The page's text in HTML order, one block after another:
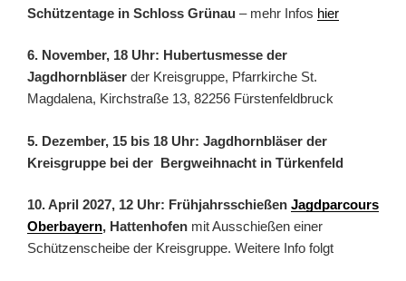
Schützentage in Schloss Grünau – mehr Infos hier
6. November, 18 Uhr: Hubertusmesse der
Jagdhornbläser der Kreisgruppe, Pfarrkirche St.
Magdalena, Kirchstraße 13, 82256 Fürstenfeldbruck
5. Dezember, 15 bis 18 Uhr: Jagdhornbläser der
Kreisgruppe bei der Bergweihnacht in Türkenfeld
10. April 2027, 12 Uhr: Frühjahrsschießen Jagdparcours
Oberbayern, Hattenhofen mit Ausschießen einer
Schützenscheibe der Kreisgruppe. Weitere Info folgt